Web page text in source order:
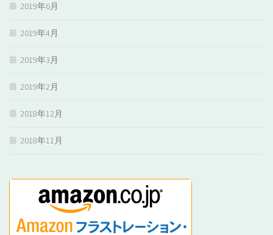
2019年6月
2019年4月
2019年3月
2019年2月
2018年12月
2018年11月